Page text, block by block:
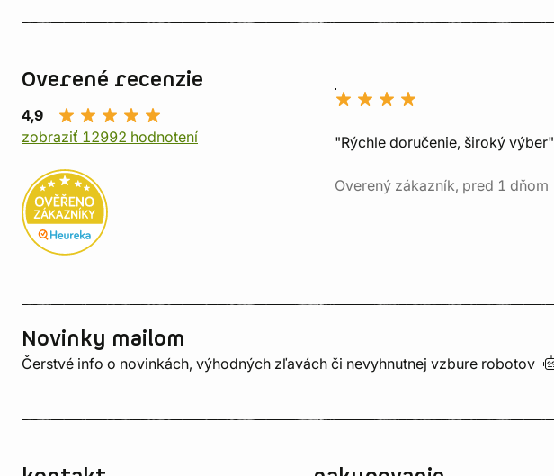
Overené recenzie
4,9
zobraziť 12992 hodnotení
"Rýchle doručenie, široký výber"
Overený zákazník, pred 1 dňom
Novinky mailom
Čerstvé info o novinkách, výhodných zľavách či nevyhnutnej vzbure robotov